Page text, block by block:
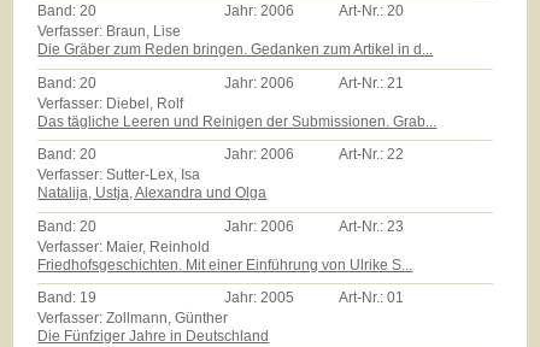
Band:20 Jahr:2006 Art-Nr.:20
Verfasser: Braun, Lise
Die Gräber zum Reden bringen. Gedanken zum Artikel in d...
Band: 20 Jahr: 2006 Art-Nr.: 21
Verfasser: Diebel, Rolf
Das tägliche Leeren und Reinigen der Submissionen. Grab...
Band:20 Jahr:2006 Art-Nr.:22
Verfasser: Sutter-Lex, Isa
Natalija, Ustja, Alexandra und Olga
Band: 20 Jahr: 2006 Art-Nr.: 23
Verfasser: Maier, Reinhold
Friedhofsgeschichten. Mit einer Einführung von Ulrike S...
Band: 19 Jahr:2005 Art-Nr.:01
Verfasser: Zollmann, Günther
Die Fünfziger Jahre in Deutschland